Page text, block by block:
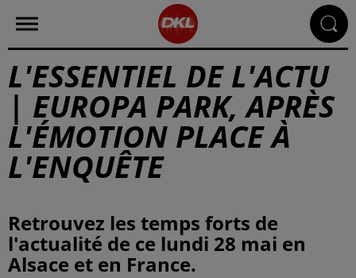
L'ESSENTIEL DE L'ACTU
| EUROPA PARK, APRÈS
L'ÉMOTION PLACE À
L'ENQUÊTE
Retrouvez les temps forts de
l'actualité de ce lundi 28 mai en
Alsace et en France.